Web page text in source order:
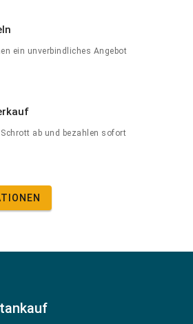
ein unverbindliches Angebot
ab und bezahlen sofort